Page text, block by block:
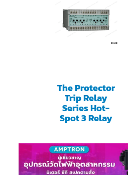
The Protector
Trip Relay
Series Hot-
Spot 3 Relay